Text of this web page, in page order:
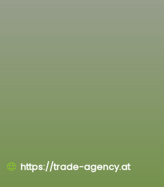
https://trade-agency.at